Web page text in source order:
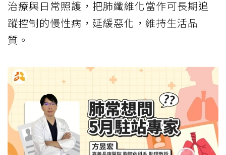
治療與日常照護，把肺纖維化當作可長期追
蹤控制的慢性病，延緩惡化，維持生活品
質。